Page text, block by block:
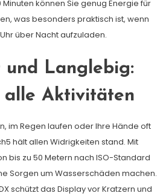
können Sie genug Energie für
was besonders praktisch ist, wenn
über Nacht aufzuladen.
und Langlebig:
alle Aktivitäten
im Regen laufen oder Ihre Hände oft
hält allen Widrigkeiten stand. Mit
bis zu 50 Metern nach ISO-Standard
Sorgen um Wasserschäden machen.
schützt das Display vor Kratzern und